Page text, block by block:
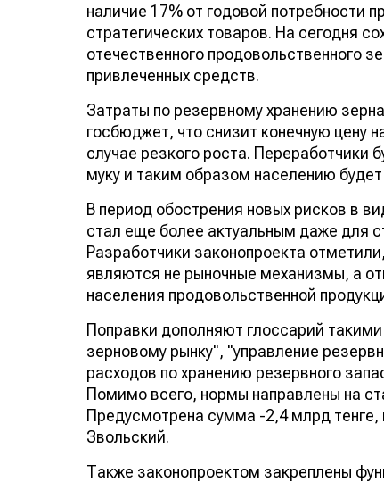
наличие 17% от годовой потребности
стратегических товаров. На сегодня
отечественного продовольственного
привлеченных средств.
Затраты по резервному хранению
госбюджет, что снизит конечную цену
случае резкого роста. Переработчики
муку и таким образом населению
В период обострения новых рисков в
стал еще более актуальным даже для
Разработчики законопроекта
являются не рыночные механизмы, а
населения продовольственной
Поправки дополняют глоссарий
зерновому рынку", "управление
расходов по хранению резервного
Помимо всего, нормы направлены на
Предусмотрена сумма -2,4 млрд тенге,
Звольский.
Также законопроектом закреплены